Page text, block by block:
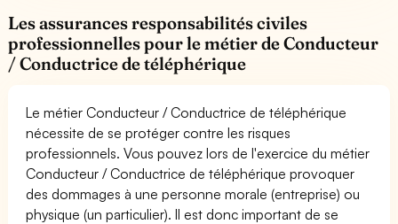
Les assurances responsabilités civiles
professionnelles pour le métier de Conducteur
/ Conductrice de téléphérique
Le métier Conducteur / Conductrice de téléphérique
nécessite de se protéger contre les risques
professionnels. Vous pouvez lors de l'exercice du métier
Conducteur / Conductrice de téléphérique provoquer
des dommages à une personne morale (entreprise) ou
physique (un particulier). Il est donc important de se